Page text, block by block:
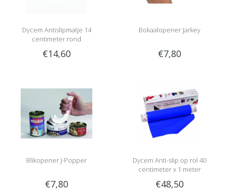
Dycem Antislipmatje 14
centimeter rond
€14,60
Bokaalopener Jarkey
€7,80
Blikopener J-Popper
€7,80
Dycem Anti-slip op rol 40
centimeter x 1 meter
€48,50